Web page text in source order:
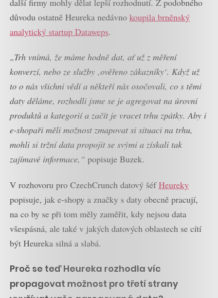
důvodu ostatně Heureka nedávno koupila brněnský
analytický startup Dataweps.
„Trh vnímá, že máme hodně dat, ať už z měření
konverzí, nebo ze služby ‚ověřeno zákazníky‘. Když už
to o nás všichni vědí a někteří nás osočovali, co s těmi
daty děláme, rozhodli jsme se je agregovat na úrovni
produktů a kategorií a začít je vracet trhu zpátky. Aby i
e-shopaři měli možnost zmapovat si situaci na trhu,
mohli si tržní data propojit se svými a získali tak
zajímavé informace,“ popisuje Buzek.
V rozhovoru pro CzechCrunch datový šéfHeureky
popisuje, jak e-shopy a značky s daty obecně pracují,
na co by se při tom měly zaměřit, kdy nejsou data
všespásná, ale také v jakých datových oblastech se cítí
být Heureka silná a slabá.
Proč se teď Heureka rozhodla víc
propagovat možnost pro třetí strany